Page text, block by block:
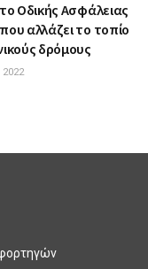
Οδικής Ασφάλειας
αλλάζει το τοπίο
δρόμους